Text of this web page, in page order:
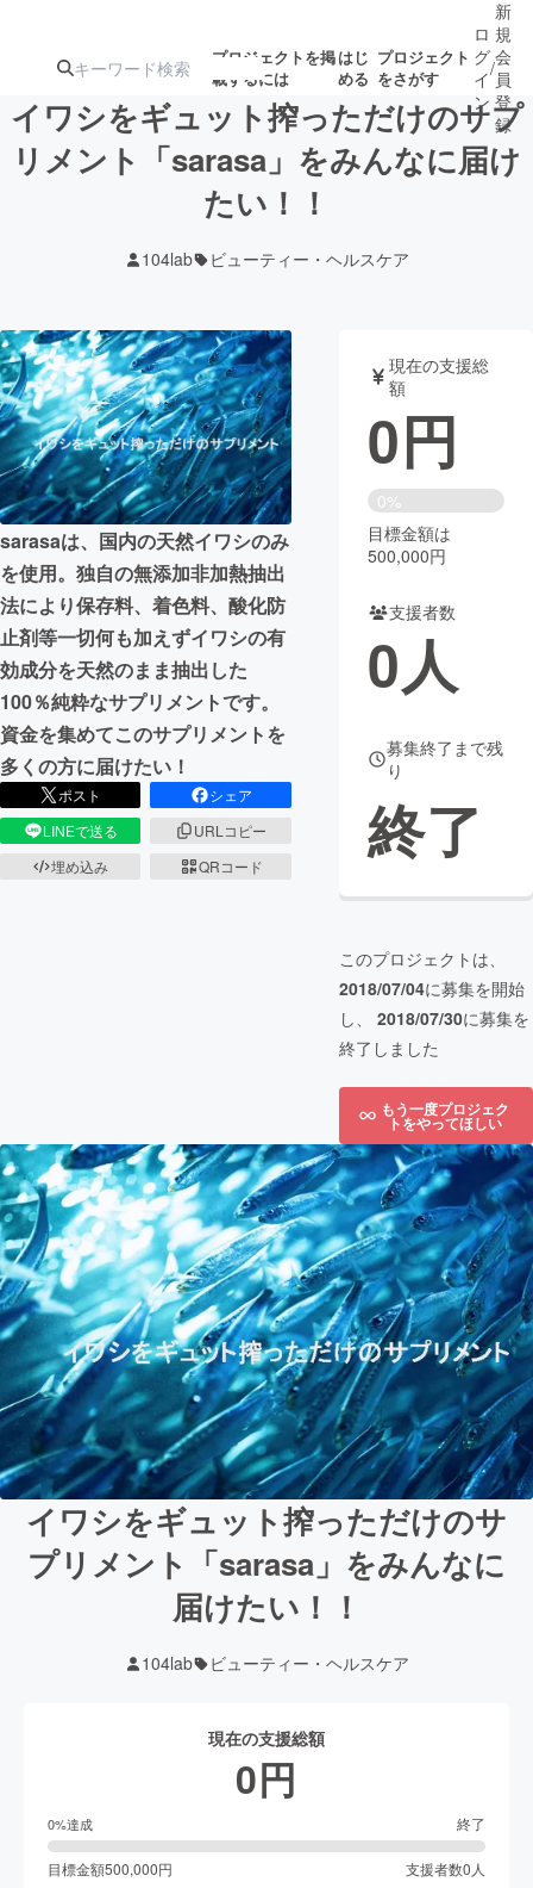
プロジェクトを掲
載するには
はじ
める
プロジェクト
をさがす
注目の新着プロ 募集終了が近いプ
テクノロジー・ガジェット
映像・映画 書籍・雑誌
ビジネス・起業 チャレンジ
まちづくり・地域活性化
CAMPFIRE for Social Good
CAMPFIRE Creation
CAMPFIREふるさと納税
コミュニティ
ロ
グ
イ
ン
/
新
規
会
員
登
録
イワシをギュット搾っただけのサプ
リメント「sarasa」をみんなに届け
たい！！
104lab ビューティー・ヘルスケア
sarasaは、国内の天然イワシのみ
を使用。独自の無添加非加熱抽出
法により保存料、着色料、酸化防
止剤等一切何も加えずイワシの有
効成分を天然のまま抽出した
100％純粋なサプリメントです。
資金を集めてこのサプリメントを
多くの方に届けたい！
ポスト
シェア
LINEで送る
URLコピー
埋め込み
QRコード
現在の支援総
額
0円
0%
目標金額は
500,000円
支援者数
0人
募集終了まで残
り
終了
このプロジェクトは、
2018/07/04に募集を開始
し、 2018/07/30に募集を
終了しました
もう一度プロジェク
トをやってほしい
イワシをギュット搾っただけのサ
プリメント「sarasa」をみんなに
届けたい！！
104lab ビューティー・ヘルスケア
現在の支援総額
0円
0%達成 終了
目標金額500,000円 支援者数0 人